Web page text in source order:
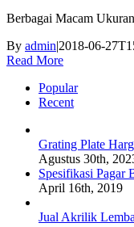
Berbagai Macam
By admin|2018-06-
Read More
Popular
Recent
Grating Plate
Agustus 30th,
Spesifikasi Pagar
April 16th, 2019
Jual Akrilik